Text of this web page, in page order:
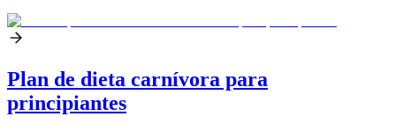
Plan de dieta carnívora para
principiantes